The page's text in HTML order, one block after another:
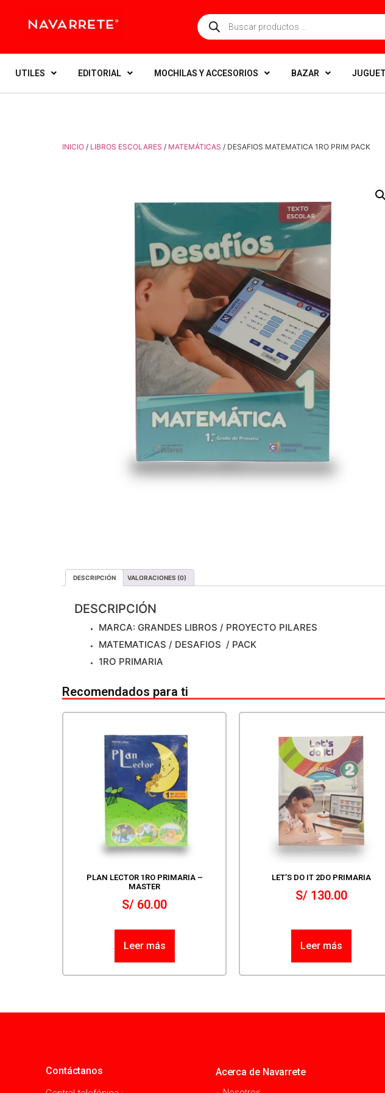
UTILES EDITORIAL MOCHILAS Y ACCESORIOS BAZAR
INICIO / LIBROS ESCOLARES / MATEMÁTICAS / DESAFIOS MATEMATICA 1RO PRIM PACK
DESCRIPCIÓN VALORACIONES (0)
DESCRIPCIÓN
MARCA: GRANDES LIBROS / PROYECTO PILARES
MATEMATICAS / DESAFIOS / PACK
1RO PRIMARIA
Recomendados para ti
PLAN LECTOR 1RO PRIMARIA –
MASTER
S/ 60.00
Leer más
LET’S DO IT 2DO PRIMARIA
S/130.00
Leer más
Contáctanos Acerca de Navarrete